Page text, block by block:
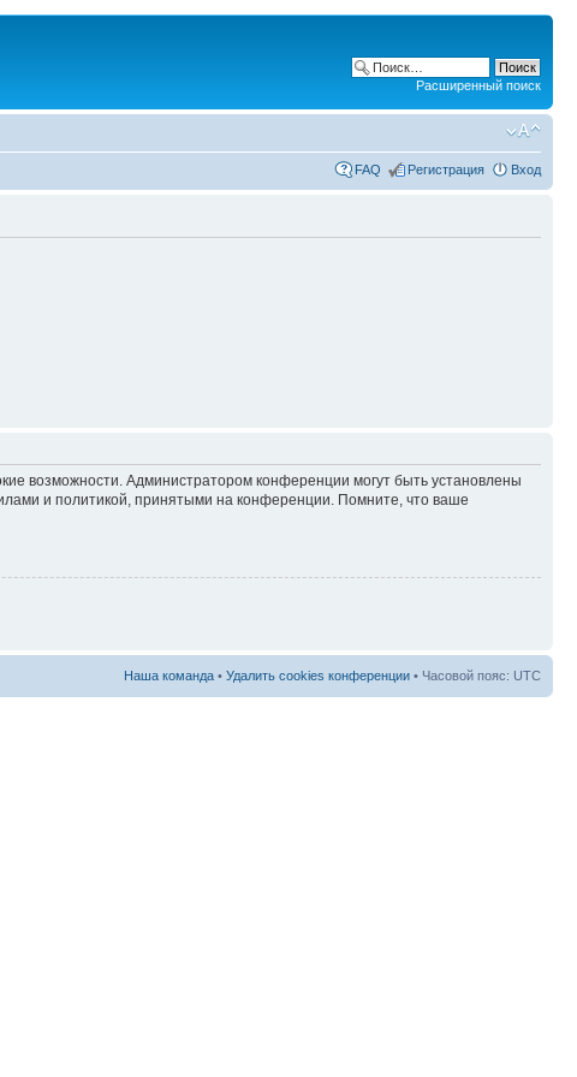
Расширенный поиск
FAQ Регистрация Вход
возможности. Администратором конференции могут быть установлены
и политикой, принятыми на конференции. Помните, что ваше
Наша команда • Удалить cookies конференции • Часовой пояс: UTC